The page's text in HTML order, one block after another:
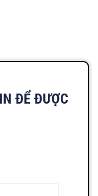
ĐỂ ĐƯỢC